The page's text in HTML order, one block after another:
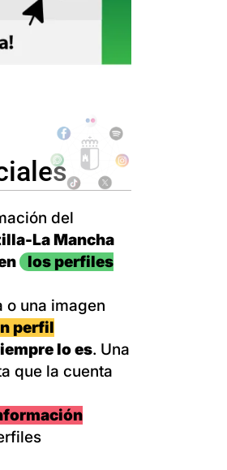
del
La Mancha
los perfiles
o una imagen
perfil
lo es. Una
que la cuenta